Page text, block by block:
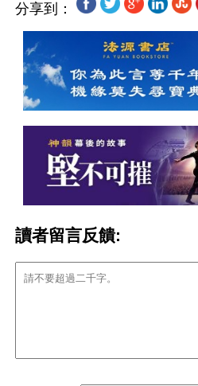
分享到：
讀者留言反饋: